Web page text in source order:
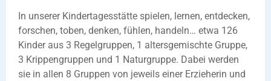
In unserer Kindertagesstätte spielen, lernen, entdecken,
forschen, toben, denken, fühlen, handeln… etwa 126
Kinder aus 3 Regelgruppen, 1 altersgemischte Gruppe,
3 Krippengruppen und 1 Naturgruppe. Dabei werden
sie in allen 8 Gruppen von jeweils einer Erzieherin und